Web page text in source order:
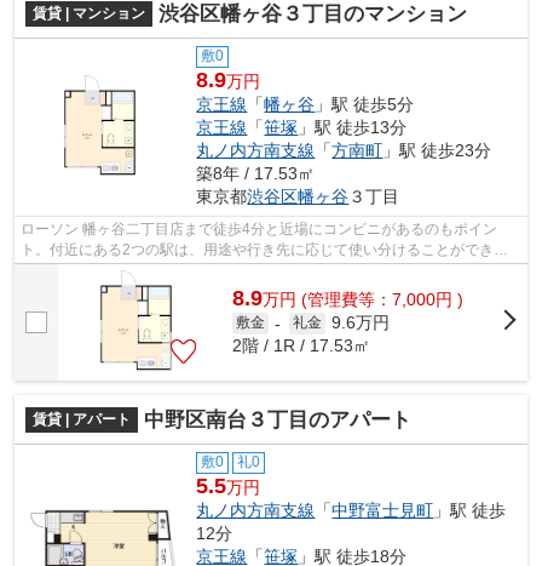
賃貸 | マンション 渋谷区幡ヶ谷３丁目のマンション
敷0
8.9万円
京王線 「幡ヶ谷 」駅 徒歩5分
京王線 「笹塚 」駅 徒歩13分
丸ノ内方南支線 「方南町 」駅 徒歩23分
築8年 / 17.53㎡
東京都渋谷区幡ヶ谷３丁目
ローソン 幡ヶ谷二丁目店まで徒歩4分と近場にコンビニがあるのもポイン
ト。付近にある2つの駅は、用途や行き先に応じて使い分けることができま
す。造りとデザインに関して、自信をもっ...
8.9万円 (管理費等：7,000円 )
敷金 - 礼金 9.6万円
2階 / 1R / 17.53㎡
賃貸 | アパート 中野区南台３丁目のアパート
敷0 礼0
5.5万円
丸ノ内方南支線 「中野富士見町 」駅 徒歩
12分
京王線 「笹塚 」駅 徒歩18分